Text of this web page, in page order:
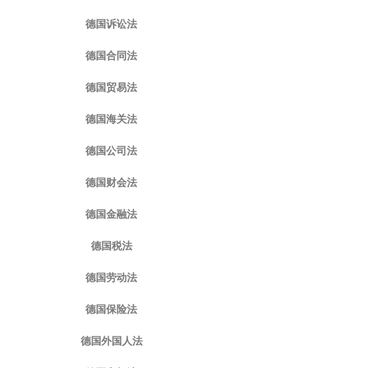
德国诉讼法
德国合同法
德国贸易法
德国海关法
德国公司法
德国财会法
德国金融法
德国税法
德国劳动法
德国保险法
德国外国人法